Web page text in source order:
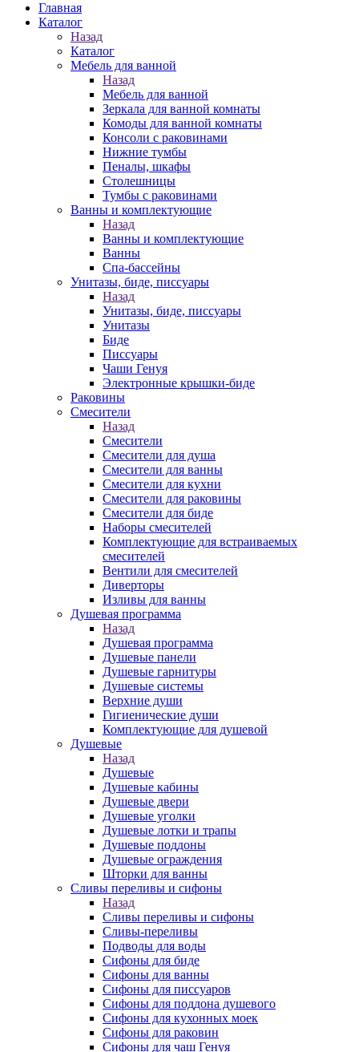
Главная
Каталог
Назад
Каталог
Мебель для ванной
Назад
Мебель для ванной
Зеркала для ванной комнаты
Комоды для ванной комнаты
Консоли с раковинами
Нижние тумбы
Пеналы, шкафы
Столешницы
Тумбы с раковинами
Ванны и комплектующие
Назад
Ванны и комплектующие
Ванны
Спа-бассейны
Унитазы, биде, писсуары
Назад
Унитазы, биде, писсуары
Унитазы
Биде
Писсуары
Чаши Генуя
Электронные крышки-биде
Раковины
Смесители
Назад
Смесители
Смесители для душа
Смесители для ванны
Смесители для кухни
Смесители для раковины
Смесители для биде
Наборы смесителей
Комплектующие для встраиваемых
смесителей
Вентили для смесителей
Диверторы
Изливы для ванны
Душевая программа
Назад
Душевая программа
Душевые панели
Душевые гарнитуры
Душевые системы
Верхние души
Гигиенические души
Комплектующие для душевой
Душевые
Назад
Душевые
Душевые кабины
Душевые двери
Душевые уголки
Душевые лотки и трапы
Душевые поддоны
Душевые ограждения
Шторки для ванны
Сливы переливы и сифоны
Назад
Сливы переливы и сифоны
Сливы-переливы
Подводы для воды
Сифоны для биде
Сифоны для ванны
Сифоны для писсуаров
Сифоны для поддона душевого
Сифоны для кухонных моек
Сифоны для раковин
Сифоны для чаш Генуя